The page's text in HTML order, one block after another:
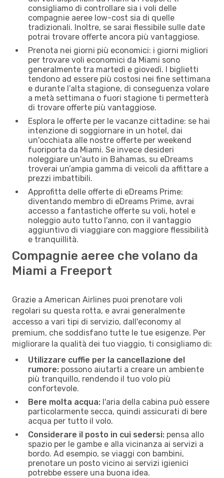
consigliamo di controllare sia i voli delle
compagnie aeree low-cost sia di quelle
tradizionali. Inoltre, se sarai flessibile sulle date
potrai trovare offerte ancora più vantaggiose.
Prenota nei giorni più economici: i giorni migliori
per trovare voli economici da Miami sono
generalmente tra martedì e giovedì. I biglietti
tendono ad essere più costosi nei fine settimana
e durante l’alta stagione, di conseguenza volare
a metà settimana o fuori stagione ti permetterà
di trovare offerte più vantaggiose.
Esplora le offerte per le vacanze cittadine: se hai
intenzione di soggiornare in un hotel, dai
un'occhiata alle nostre offerte per weekend
fuoriporta da Miami. Se invece desideri
noleggiare un'auto in Bahamas, su eDreams
troverai un’ampia gamma di veicoli da affittare a
prezzi imbattibili.
Approfitta delle offerte di eDreams Prime:
diventando membro di eDreams Prime, avrai
accesso a fantastiche offerte su voli, hotel e
noleggio auto tutto l'anno, con il vantaggio
aggiuntivo di viaggiare con maggiore flessibilità
e tranquillità.
Compagnie aeree che volano da
Miami a Freeport
Grazie a American Airlines puoi prenotare voli
regolari su questa rotta, e avrai generalmente
accesso a vari tipi di servizio, dall'economy al
premium, che soddisfano tutte le tue esigenze. Per
migliorare la qualità dei tuo viaggio, ti consigliamo di:
Utilizzare cuffie per la cancellazione del
rumore: possono aiutarti a creare un ambiente
più tranquillo, rendendo il tuo volo più
confortevole.
Bere molta acqua: l'aria della cabina può essere
particolarmente secca, quindi assicurati di bere
acqua per tutto il volo.
Considerare il posto in cui sedersi: pensa allo
spazio per le gambe e alla vicinanza ai servizi a
bordo. Ad esempio, se viaggi con bambini,
prenotare un posto vicino ai servizi igienici
potrebbe essere una buona idea.